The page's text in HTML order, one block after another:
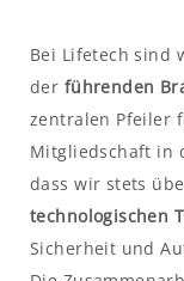
Bei Lifetech sind
der führenden
zentralen Pfeiler
Mitgliedschaft in
dass wir stets
technologischen
Sicherheit und